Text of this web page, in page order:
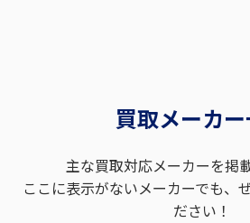
買取メーカ
主な買取対応メーカーを掲
ここに表示がないメーカーでも、
ださい！